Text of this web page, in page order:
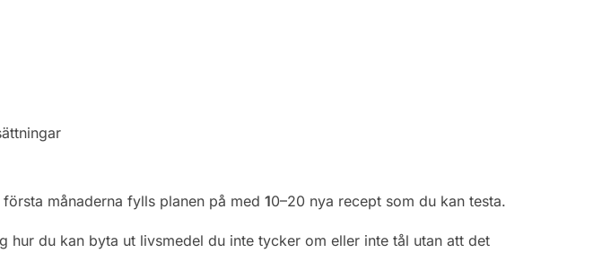
månaderna fylls planen på med10–20 nya recept som du kan testa.
du kan byta ut livsmedel du inte tycker om eller inte tål utan att det